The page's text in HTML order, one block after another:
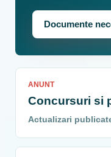
Documente
ANUNT
Concursuri si
Actualizari